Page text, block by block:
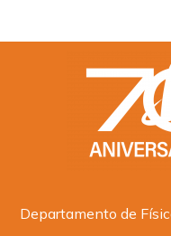
Departamento de